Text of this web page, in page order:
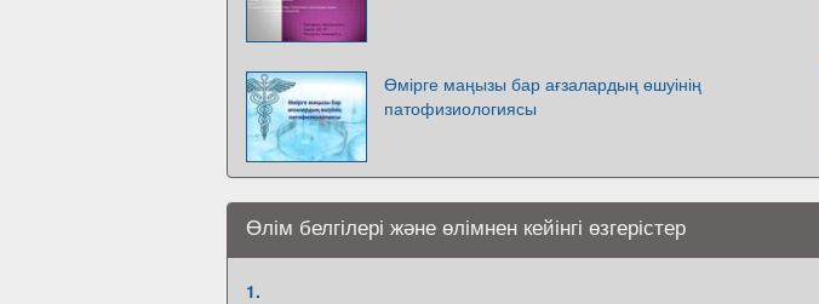
Өмірге маңызы бар ағзалардың өшуінің
патофизиологиясы
Өлім белгілері және өлімнен кейінгі өзгерістер
1.